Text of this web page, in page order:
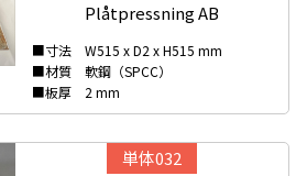
Plåtpressning AB
■寸法 W515 x D2 x H515 mm
■材質 軟鋼（SPCC）
■板厚 2 mm
単体032